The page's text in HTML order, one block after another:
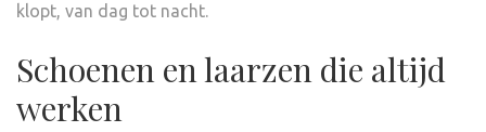
klopt, van dag tot nacht.
Schoenen en laarzen die altijd
werken